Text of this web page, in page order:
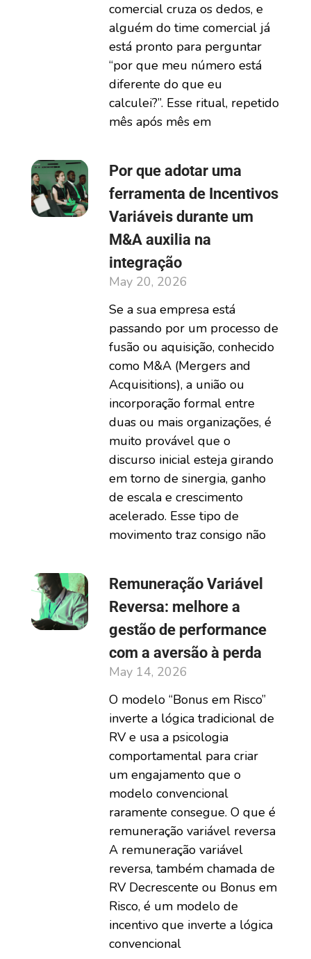
comercial cruza os dedos, e
alguém do time comercial já
está pronto para perguntar
“por que meu número está
diferente do que eu
calculei?”. Esse ritual, repetido
mês após mês em
Por que adotar uma
ferramenta de Incentivos
Variáveis durante um
M&A auxilia na
integração
May 20, 2026
Se a sua empresa está
passando por um processo de
fusão ou aquisição, conhecido
como M&A (Mergers and
Acquisitions), a união ou
incorporação formal entre
duas ou mais organizações, é
muito provável que o
discurso inicial esteja girando
em torno de sinergia, ganho
de escala e crescimento
acelerado. Esse tipo de
movimento traz consigo não
Remuneração Variável
Reversa: melhore a
gestão de performance
com a aversão à perda
May 14, 2026
O modelo “Bonus em Risco”
inverte a lógica tradicional de
RV e usa a psicologia
comportamental para criar
um engajamento que o
modelo convencional
raramente consegue. O que é
remuneração variável reversa
A remuneração variável
reversa, também chamada de
RV Decrescente ou Bonus em
Risco, é um modelo de
incentivo que inverte a lógica
convencional